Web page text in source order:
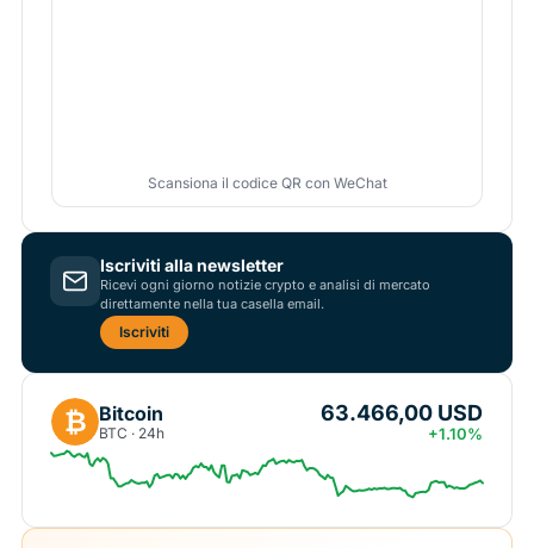
Scansiona il codice QR con WeChat
Iscriviti alla newsletter
Ricevi ogni giorno notizie crypto e analisi di mercato
direttamente nella tua casella email.
Iscriviti
₿ Bitcoin
BTC · 24h
63.466,00 USD
+1.10%